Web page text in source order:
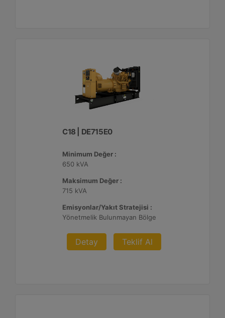
C18 | DE715E0
Minimum Değer :
650 kVA
Maksimum Değer :
715 kVA
Emisyonlar/Yakıt Stratejisi :
Yönetmelik Bulunmayan Bölge
Detay Teklif Al